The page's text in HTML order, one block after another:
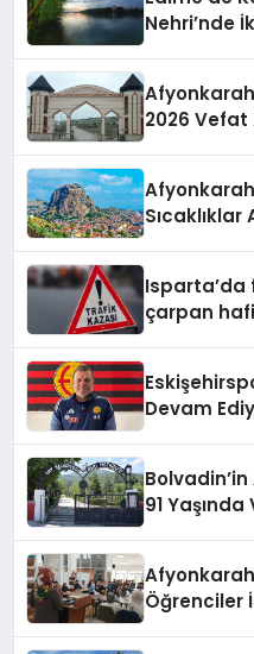
Nehri’nde
2026 Vefat
Sıcaklıklar
Isparta’da
çarpan
Devam
Bolvadin’in
91
Öğrenciler